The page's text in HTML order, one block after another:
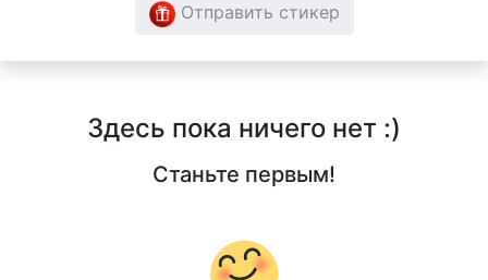
Отправить стикер
Здесь пока ничего нет :)
Станьте первым!